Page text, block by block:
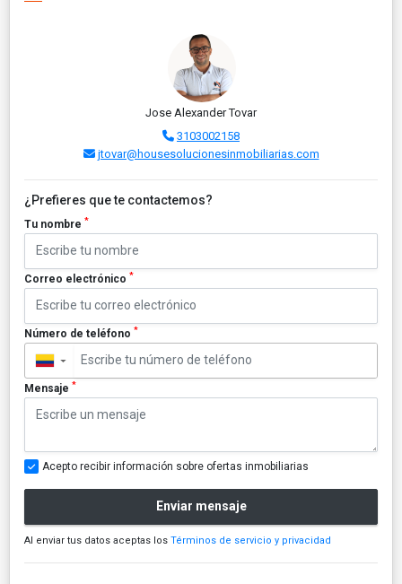
Jose Alexander Tovar
3103002158
jtovar@housesolucionesinmobiliarias.com
¿Prefieres que te contactemos?
Tu nombre *
Correo electrónico *
Número de teléfono *
▼
Mensaje *
Acepto recibir información sobre ofertas inmobiliarias
Enviar mensaje
Al enviar tus datos aceptas los Términos de servicio y privacidad